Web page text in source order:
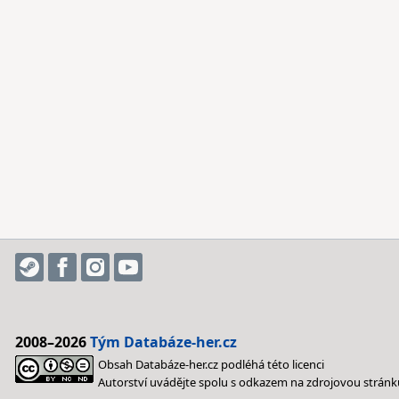
2008–2026Tým Databáze-her.cz
Obsah Databáze-her.cz podléhá této licenci
Autorství uvádějte spolu s odkazem na zdrojovou